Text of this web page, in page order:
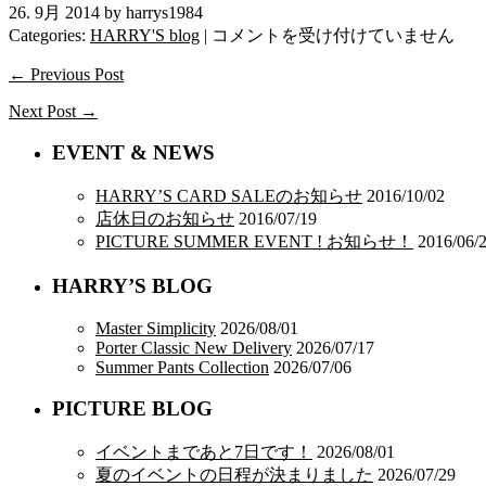
26. 9月 2014 by harrys1984
Categories: HARRY'S blog | NEW
コメントを受け付けていません
← Previous Post
Next Post →
EVENT & NEWS
HARRY’S CARD SALEのお知らせ 2016/10/02
店休日のお知らせ 2016/07/19
PICTURE SUMMER EVENT ! お知らせ！
2016/06/
HARRY’S BLOG
Master Simplicity 2026/08/01
Porter Classic New Delivery 2026/07/17
Summer Pants Collection 2026/07/06
PICTURE BLOG
イベントまであと7日です！
2026/08/01
夏のイベントの日程が決まりました 2026/07/29